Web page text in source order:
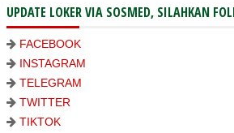
UPDATE LOKER VIA SOSMED, SILAHKAN
FACEBOOK
INSTAGRAM
TELEGRAM
TWITTER
TIKTOK